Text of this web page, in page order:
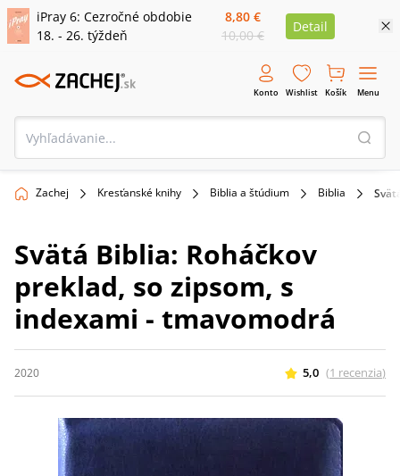
iPray 6: Cezročné obdobie
18. - 26. týždeň
8,80 €
10,00 €
Detail
Konto Wishlist Košík Menu
Zachej Kresťanské knihy Biblia a štúdium Biblia
Svätá Biblia: Roháčkov
preklad, so zipsom, s
indexami - tmavomodrá
2020 5,0 (1 recenzia)